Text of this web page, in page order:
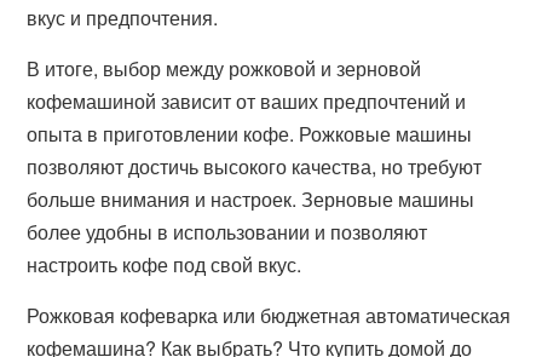
вкус и предпочтения.
В итоге, выбор между рожковой и зерновой
кофемашиной зависит от ваших предпочтений и
опыта в приготовлении кофе. Рожковые машины
позволяют достичь высокого качества, но требуют
больше внимания и настроек. Зерновые машины
более удобны в использовании и позволяют
настроить кофе под свой вкус.
Рожковая кофеварка или бюджетная автоматическая
кофемашина? Как выбрать? Что купить домой до